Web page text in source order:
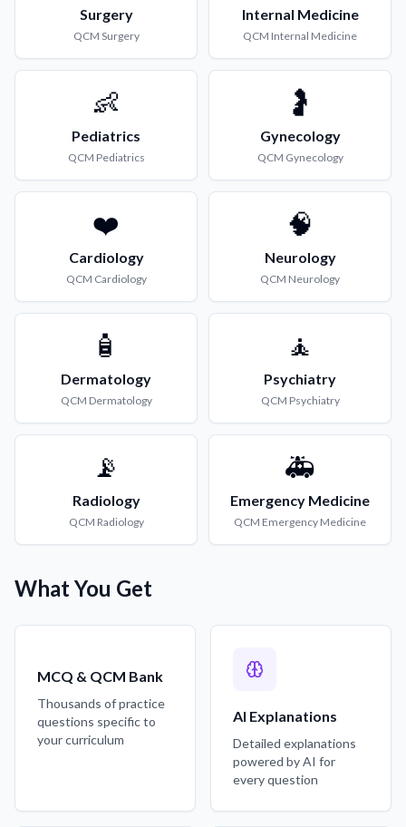
Surgery
QCM Surgery
Internal Medicine
QCM Internal Medicine
👶
Pediatrics
QCM Pediatrics
🤰
Gynecology
QCM Gynecology
❤️
Cardiology
QCM Cardiology
🧠
Neurology
QCM Neurology
🧴
Dermatology
QCM Dermatology
🧘
Psychiatry
QCM Psychiatry
📡
Radiology
QCM Radiology
🚑
Emergency Medicine
QCM Emergency Medicine
What You Get
MCQ & QCM Bank
Thousands of practice
questions specific to
your curriculum
AI Explanations
Detailed explanations
powered by AI for
every question